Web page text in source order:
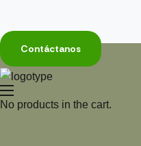
Contáctanos
No products in the cart.